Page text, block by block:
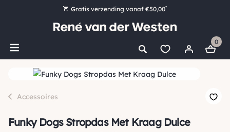
Gratis verzending vanaf €50,00*
Bestel nu, betaal later met Klarna
Ruim 16.000 artikelen op voorraad
0
Accessoires
Funky Dogs Stropdas Met Kraag Dulce